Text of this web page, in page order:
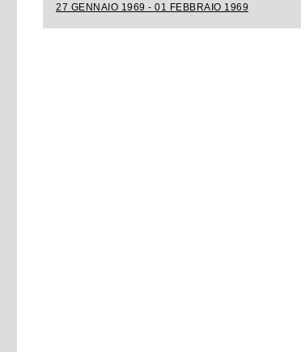
27 GENNAIO 1969 - 01 FEBBRAIO 1969